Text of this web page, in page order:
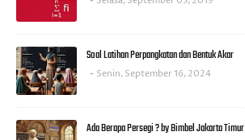
Soal Latihan Perpangkatan dan Bentuk Akar
Senin, September 16, 2024
Ada Berapa Persegi ? by Bimbel Jakarta Timur